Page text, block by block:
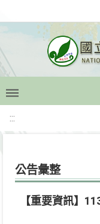
:::
公告彙整
【重要資訊】